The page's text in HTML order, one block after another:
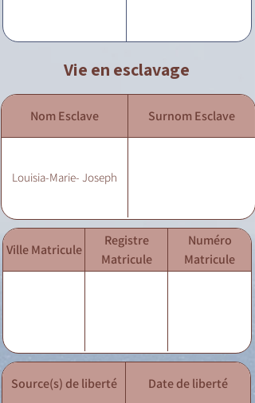
Vie en esclavage
Nom Esclave Surnom Esclave
Louisia-Marie- Joseph
Ville Matricule
Registre
Matricule
Numéro
Matricule
Source(s) de liberté Date de liberté